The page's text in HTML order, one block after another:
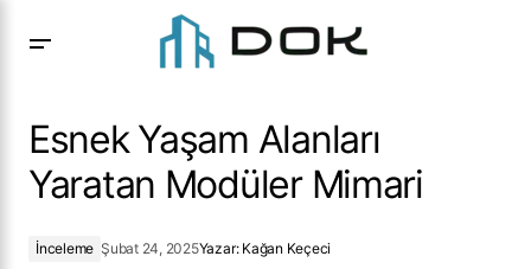
Esnek Yaşam Alanları
Yaratan Modüler Mimari
İnceleme Şubat 24, 2025Yazar: Kağan Keçeci